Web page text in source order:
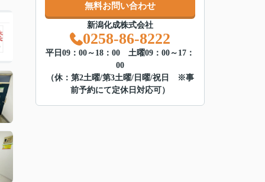
無料お問い合わせ
新潟化成株式会社
0258-86-8222
平日09：00～18：00 土曜09：00～17：
00
（休：第2土曜/第3土曜/日曜/祝日 ※事
前予約にて定休日対応可）